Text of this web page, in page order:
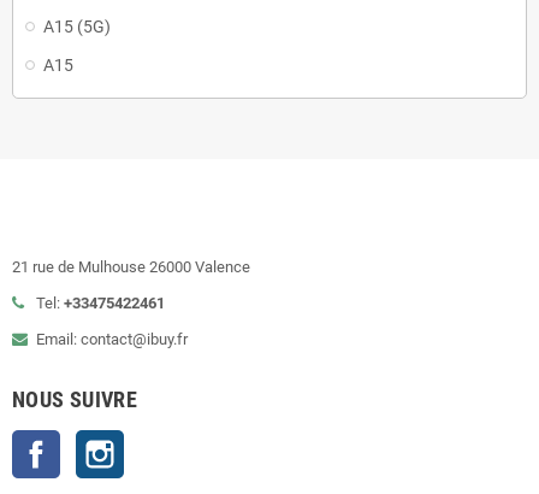
A15 (5G)
A15
21 rue de Mulhouse 26000 Valence
Tel: +33475422461
Email: contact@ibuy.fr
NOUS SUIVRE
Facebook